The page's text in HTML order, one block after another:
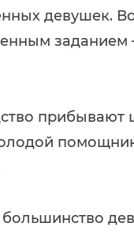
девушек.
прибывают
большинство